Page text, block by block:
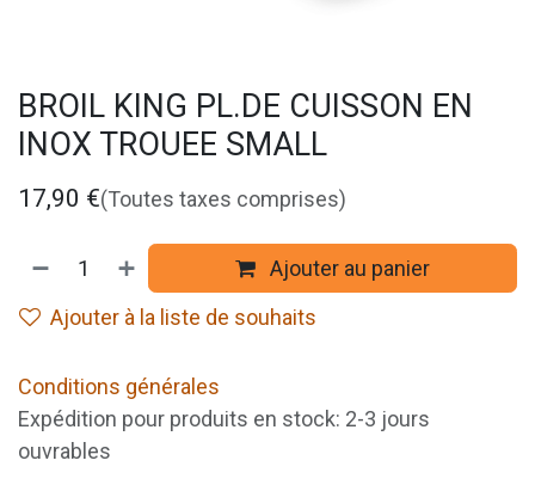
BROIL KING PL.DE CUISSON EN
INOX TROUEE SMALL
17,90 €(Toutes taxes comprises)
Ajouter au panier
Ajouter à la liste de souhaits
Conditions générales
Expédition pour produits en stock: 2-3 jours
ouvrables